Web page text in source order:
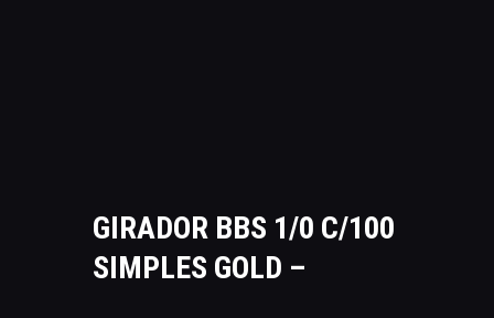
CATÁLAGOS
COMPETIÇOES
GIRADOR BBS 1/0 C/100
SIMPLES GOLD –